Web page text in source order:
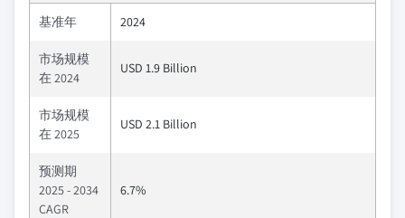
基准年 2024
市场规模
在 2024
USD 1.9 Billion
市场规模
在 2025
USD 2.1 Billion
预测期
2025 - 2034
CAGR
6.7%